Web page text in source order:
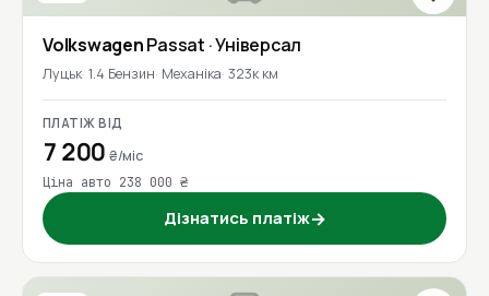
VolkswagenPassat · Універсал
Луцьк 1.4 Бензин Механіка 323к км
ПЛАТІЖ ВІД
7 200₴/міс
Ціна авто 238 000 ₴
Дізнатись платіж→